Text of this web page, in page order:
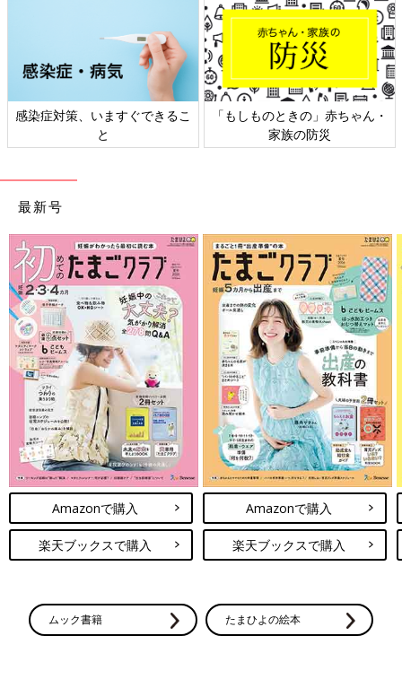
ときの」赤ちゃん・
日本外来小児科学会リーフレッ
六星占術
最新号
Amazonで購入
楽天ブックスで購入
Amazonで購入
楽天ブックスで購入
ムック書籍 たまひよの絵本